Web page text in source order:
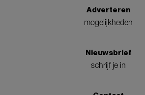
Adverteren
mogelijkheden
Nieuwsbrief
schrijf je in